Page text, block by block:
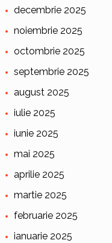
decembrie 2025
noiembrie 2025
octombrie 2025
septembrie 2025
august 2025
iulie 2025
iunie 2025
mai 2025
aprilie 2025
martie 2025
februarie 2025
ianuarie 2025